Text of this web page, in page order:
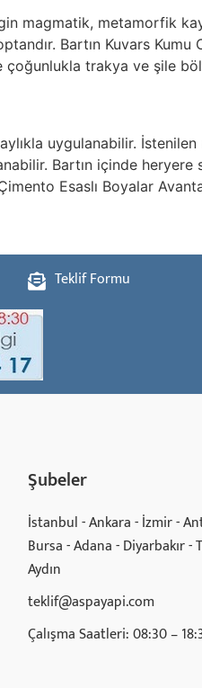
magmatik, metamorfik
Bartın Kuvars Kumu
çoğunlukla trakya ve şile
uygulanabilir.
Bartın içinde heryere
Esaslı Boyalar
Teklif Formu
Şubeler
İstanbul - Ankara - İzmir -
Bursa - Adana - Diyarbakır -
Aydın
teklif@aspayapi.com
Çalışma Saatleri: 08:30 –